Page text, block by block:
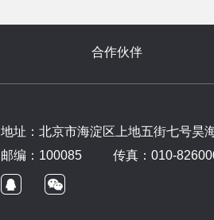
合作伙伴
地址：北京市海淀区上地五街七号昊
邮编：100085
传真：010-